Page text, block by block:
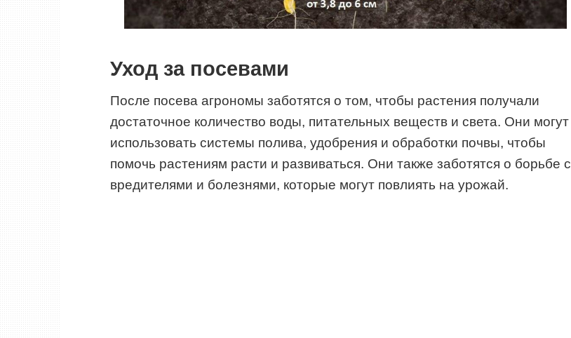
Уход за посевами
После посева агрономы заботятся о том, чтобы растения получали
достаточное количество воды, питательных веществ и света. Они могут
использовать системы полива, удобрения и обработки почвы, чтобы
помочь растениям расти и развиваться. Они также заботятся о борьбе с
вредителями и болезнями, которые могут повлиять на урожай.